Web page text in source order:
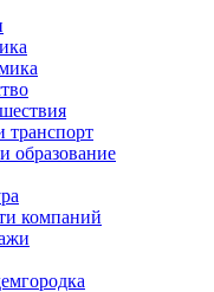
образование
компаний